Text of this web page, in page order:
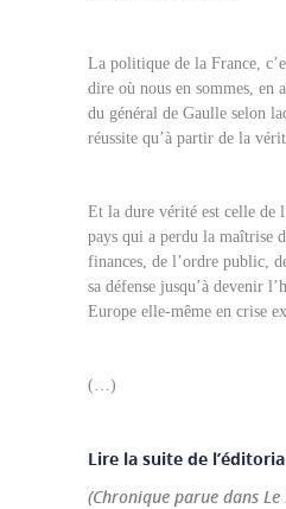
La politique de la France,
dire où nous en sommes, en
du général de Gaulle selon
réussite qu’à partir de la
Et la dure vérité est celle de
pays qui a perdu la maîtrise
finances, de l’ordre public,
sa défense jusqu’à devenir
Europe elle-même en crise
(…)
Lire la suite de
(Chronique parue dans